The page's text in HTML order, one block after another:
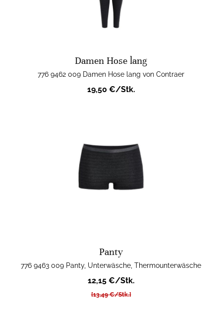
Damen Hose lang
776 9462 009 Damen Hose lang von Contraer
19,50 €/Stk.
Panty
776 9463 009 Panty, Unterwäsche, Thermounterwäsche
12,15 €/Stk.
[13,49 €/Stk.]